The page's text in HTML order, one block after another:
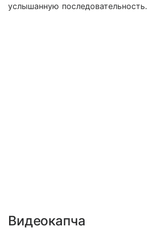
услышанную последовательность.
Видеокапча